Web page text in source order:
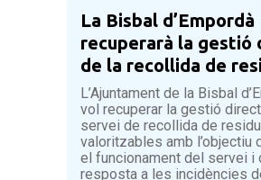
La Bisbal d’Empordà
recuperarà la gestió
de la recollida de
L’Ajuntament de la Bisbal
vol recuperar la gestió
servei de recollida de
valoritzables amb l’objectiu
el funcionament del servei i
resposta a les incidències